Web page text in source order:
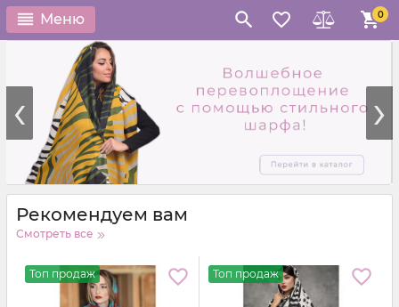
Меню 0
‹ ›
Рекомендуем вам
Смотреть все
Топ продаж Топ продаж